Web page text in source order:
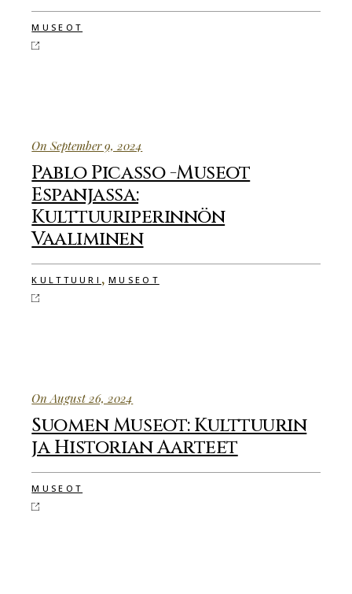
MUSEOT
On September 9, 2024
Pablo Picasso -Museot
Espanjassa:
Kulttuuriperinnön
Vaaliminen
KULTTUURI ,MUSEOT
On August 26, 2024
Suomen Museot: Kulttuurin
ja Historian Aarteet
MUSEOT